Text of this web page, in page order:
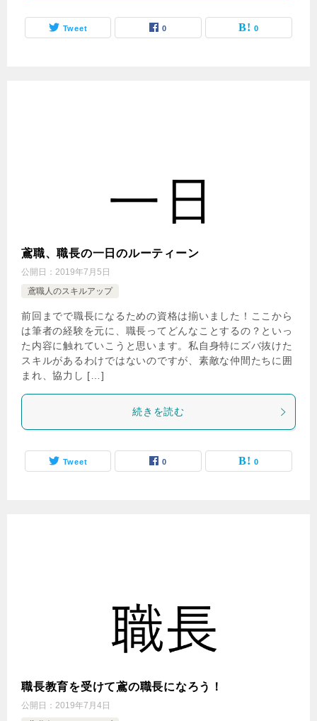
Tweet 0 0
鳶職、職長の一日のルーティーン
公開日： 2019年7月5日
鳶職人のスキルアップ
前回までで職長になるための資格は揃いました！ここから
は筆者の経験を元に、職長ってどんなことするの？といっ
た内容に触れていこうと思います。私自身特にズバ抜けた
スキルがあるわけではないのですが、素敵な仲間たちに囲
まれ、協力し […]
続きを読む
Tweet 0 0
職長教育を受けて鳶の職長になろう！
公開日： 2019年7月4日